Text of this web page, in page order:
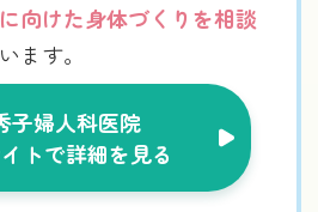
向けた身体づくりを相談
ます。
子婦人科医院
トで詳細を見る